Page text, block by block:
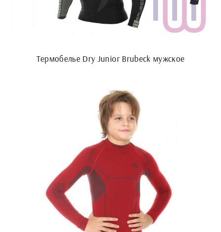
Термобелье Dry Junior Brubeck мужское